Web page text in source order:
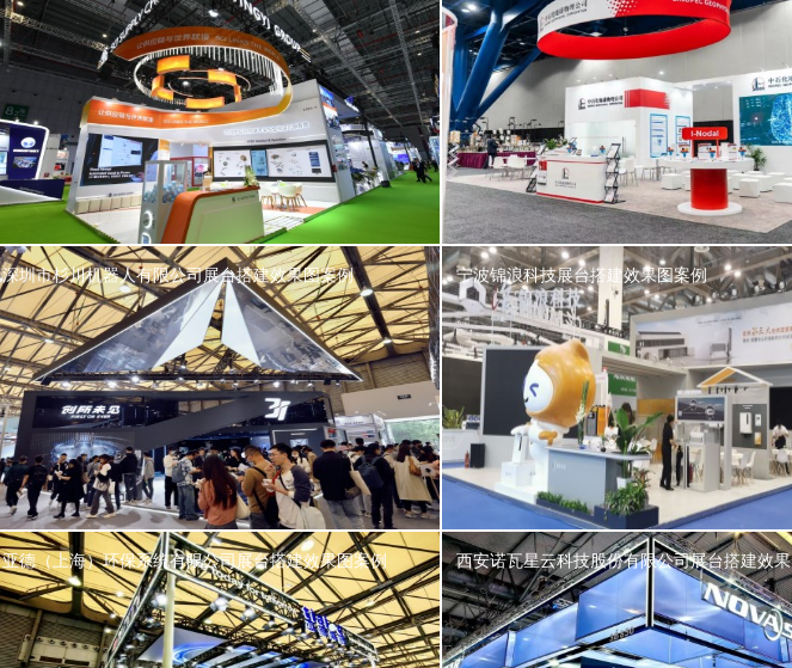
深圳市杉川机器人有限公司展台搭建效果图案例 宁波锦浪科技展台搭建效果图案例
亚德（上海）环保系统有限公司展台搭建效果图案例 西安诺瓦星云科技股份有限公司展台搭建效